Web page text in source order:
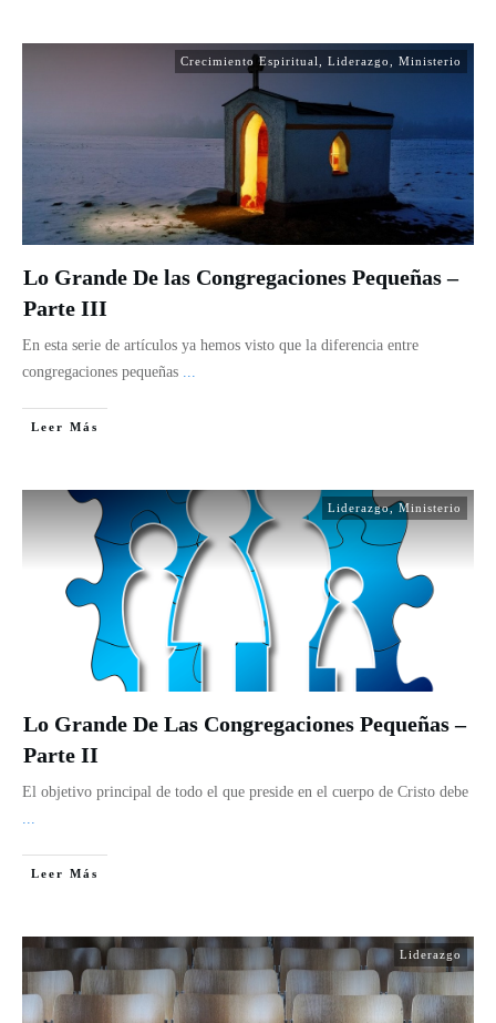
Crecimiento Espiritual Liderazgo Ministerio
Lo Grande De las Congregaciones Pequeñas –
Parte III
En esta serie de artículos ya hemos visto que la diferencia entre
congregaciones pequeñas
Leer Más
Liderazgo,Ministerio
Lo Grande De Las Congregaciones Pequeñas –
Parte II
El objetivo principal de todo el que preside en el cuerpo de Cristo debe
Leer Más
Liderazgo